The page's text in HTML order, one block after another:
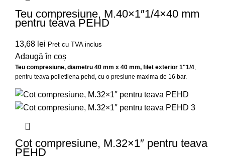
Teu compresiune, M.40×1″1/4×40 mm
pentru teava PEHD
13,68 lei Pret cu TVA inclus
Adaugă în coș
Teu compresiune, diametru 40 mm x 40 mm, filet exterior 1"1/4
pentru teava polietilena pehd, cu o presiune maxima de 16 bar.
Cot compresiune, M.32×1″ pentru teava
PEHD